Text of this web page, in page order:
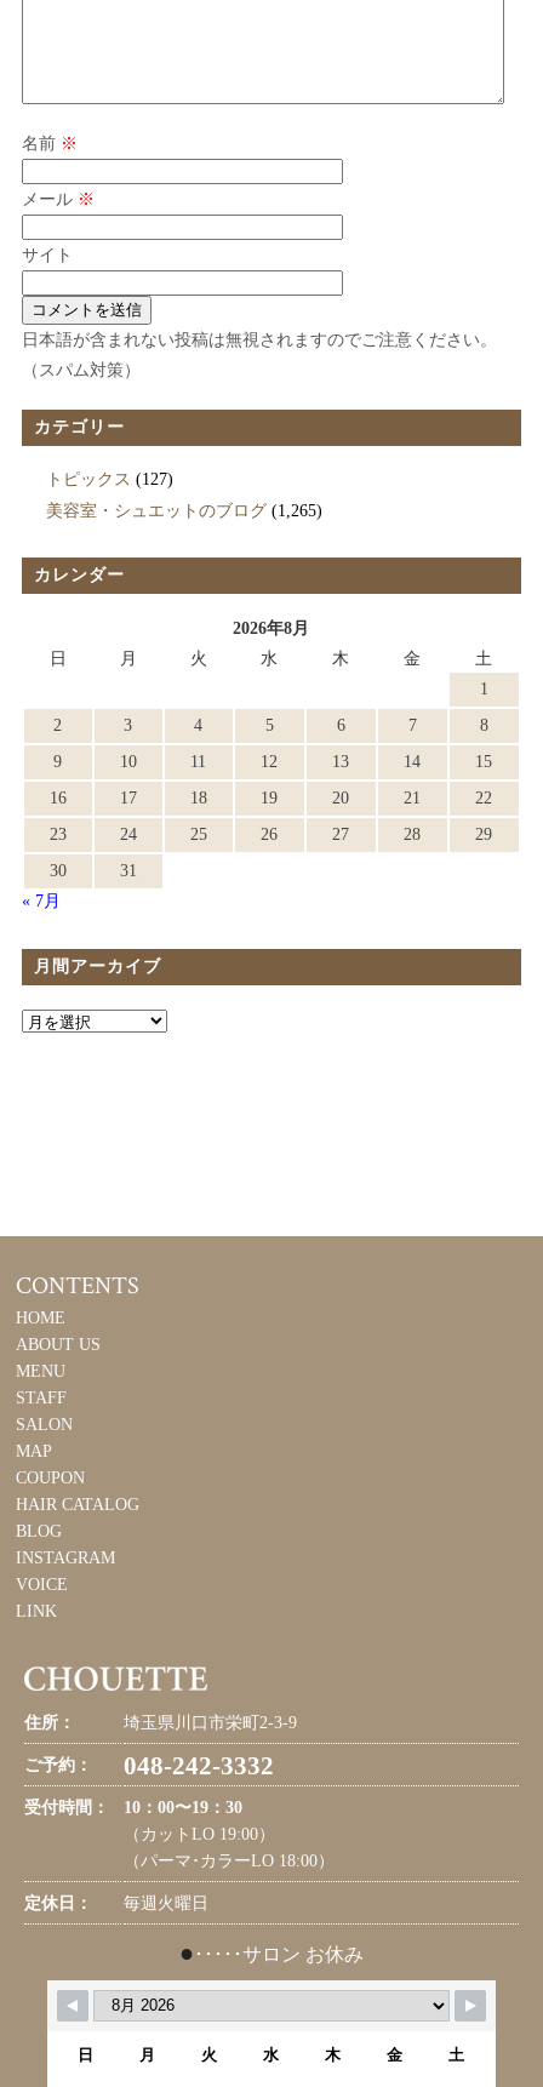
名前 ※
メール ※
サイト
日本語が含まれない投稿は無視されますのでご注意ください。
（スパム対策）
カテゴリー
トピックス (127)
美容室・シュエットのブログ(1,265)
カレンダー
2026年8月
日
月 火 水 木 金
土
1
2
3 4 5 6 7
8
9
10 11 12 13 14
15
16
17 18 19 20 21
22
23
24 25 26 27 28
29
30
31
« 7月
月間アーカイブ
CONTENTS
HOME
ABOUT US
MENU
STAFF
SALON
MAP
COUPON
HAIR CATALOG
BLOG
INSTAGRAM
VOICE
LINK
住所： 埼玉県川口市栄町2-3-9
ご予約： 048-242-3332
受付時間：
10：00〜19：30
（カットLO 19:00）
（パーマ･カラーLO 18:00）
定休日： 毎週火曜日
● ･････サロン お休み
日 月 火 水 木 金 土